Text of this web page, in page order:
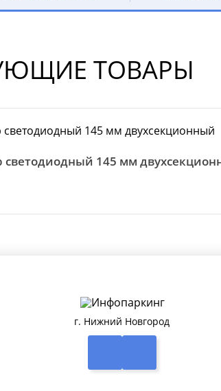
ТОВАРЫ
светодиодный 145 мм
г. Нижний Новгород